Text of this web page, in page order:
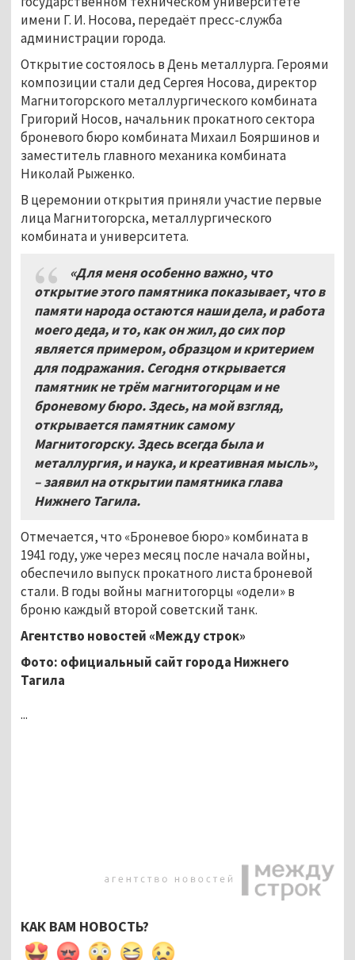
имени Г. И. Носова, передаёт пресс-служба
администрации города.
Открытие состоялось в День металлурга. Героями
композиции стали дед Сергея Носова, директор
Магнитогорского металлургического комбината
Григорий Носов, начальник прокатного сектора
броневого бюро комбината Михаил Бояршинов и
заместитель главного механика комбината
Николай Рыженко.
В церемонии открытия приняли участие первые
лица Магнитогорска, металлургического
комбината и университета.
«Для меня особенно важно, что
открытие этого памятника показывает, что в
памяти народа остаются наши дела,и работа
моего деда, и то, как он жил,до сих пор
является примером, образцом и критерием
для подражания. Сегодня открывается
памятник не трём магнитогорцам и не
броневому бюро. Здесь,на мой взгляд,
открывается памятник самому
Магнитогорску.Здесь всегда была и
металлургия,и наука,и креативная мысль»,
–заявил на открытии памятника глава
Нижнего Тагила.
Отмечается, что «Броневое бюро» комбината в
1941 году, уже через месяц после начала войны,
обеспечило выпуск прокатного листа броневой
стали. В годы войны магнитогорцы «одели» в
броню каждый второй советский танк.
Агентство новостей «Между строк»
Фото: официальный сайт города Нижнего
Тагила
...
КАК ВАМ НОВОСТЬ?